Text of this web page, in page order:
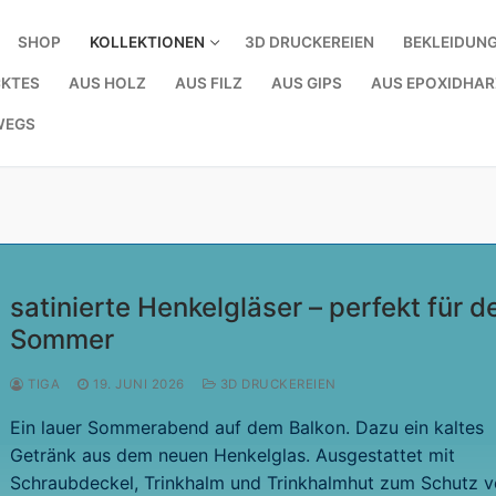
SHOP KOLLEKTIONEN 3D DRUCKEREIEN
AUS HOLZ AUS FILZ AUS GIPS AUS
satinierte Henkelgläser – perfekt für
Sommer
TIGA 19. JUNI 2026 3D DRUCKEREIEN
Ein lauer Sommerabend auf dem Balkon. Dazu ein kaltes
Getränk aus dem neuen Henkelglas. Ausgestattet mit
Schraubdeckel, Trinkhalm und Trinkhalmhut zum Schutz